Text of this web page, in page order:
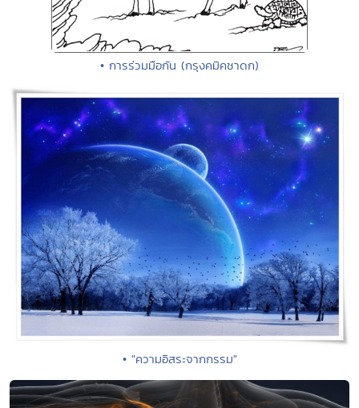
• การร่วมมือกัน (กรุงคมิคชาดก)
• "ความอิสระจากกรรม"